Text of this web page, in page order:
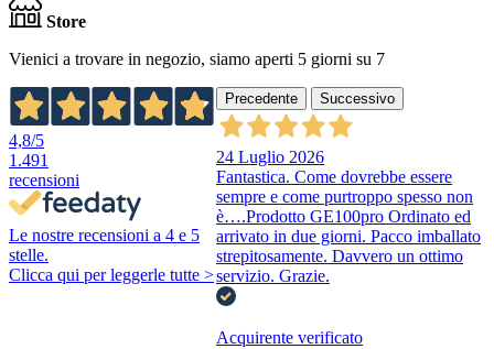
Store
Vienici a trovare in negozio, siamo aperti 5 giorni su 7
4,8/5
1.491
recensioni
Le nostre recensioni a 4 e 5
stelle.
Clicca qui per leggerle tutte >
Precedente Successivo
24 Luglio 2026
Fantastica. Come dovrebbe essere
sempre e come purtroppo spesso non
è….Prodotto GE100pro Ordinato ed
arrivato in due giorni. Pacco imballato
strepitosamente. Davvero un ottimo
servizio. Grazie.
Acquirente verificato